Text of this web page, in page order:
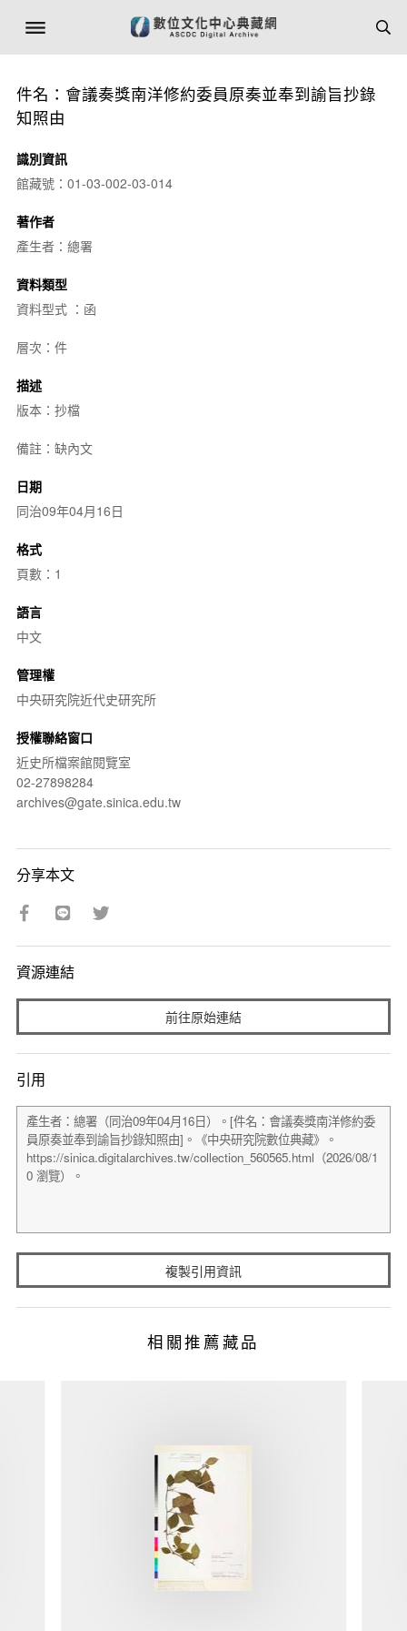
件名：會議奏獎南洋修約委員原奏並奉到諭旨抄錄
知照由
識別資訊
館藏號：01-03-002-03-014
著作者
產生者：總署
資料類型
資料型式 ：函
層次：件
描述
版本：抄檔
備註：缺內文
日期
同治09年04月16日
格式
頁數：1
語言
中文
管理權
中央研究院近代史研究所
授權聯絡窗口
近史所檔案館閱覽室
02-27898284
archives@gate.sinica.edu.tw
分享本文
資源連結
前往原始連結
引用
複製引用資訊
相關推薦藏品